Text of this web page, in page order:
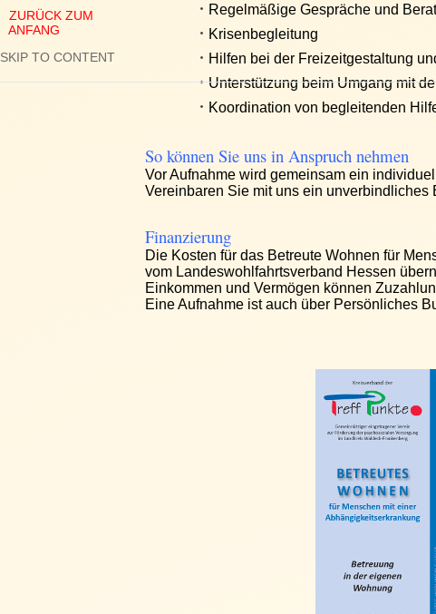
Regelmäßige Gespräche und
Krisenbegleitung
Hilfen bei der Freizeitgestaltung
Unterstützung beim Umgang mit
Koordination von begleitenden
So können Sie uns in Anspruch nehmen
Vor Aufnahme wird gemeinsam ein
Vereinbaren Sie mit uns ein
Finanzierung
Die Kosten für das Betreute Wohnen für
vom Landeswohlfahrtsverband Hessen
Einkommen und Vermögen können
Eine Aufnahme ist auch über Persönliches
ZURÜCK ZUM
ANFANG
SKIP TO CONTENT